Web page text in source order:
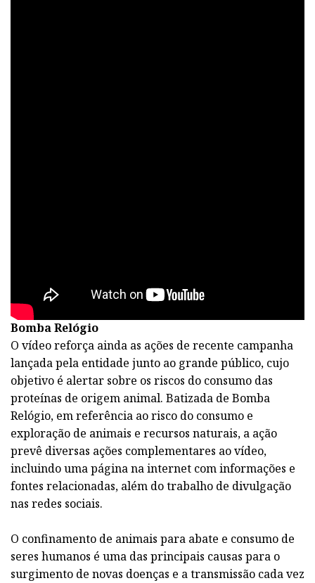
Bomba Relógio
O vídeo reforça ainda as ações de recente campanha
lançada pela entidade junto ao grande público, cujo
objetivo é alertar sobre os riscos do consumo das
proteínas de origem animal. Batizada de Bomba
Relógio, em referência ao risco do consumo e
exploração de animais e recursos naturais, a ação
prevê diversas ações complementares ao vídeo,
incluindo uma página na internet com informações e
fontes relacionadas, além do trabalho de divulgação
nas redes sociais.
O confinamento de animais para abate e consumo de
seres humanos é uma das principais causas para o
surgimento de novas doenças e a transmissão cada vez